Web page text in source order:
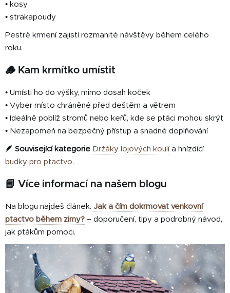
• kosy
• strakapoudy
Pestré krmení zajistí rozmanité návštěvy během celého
roku.
🪵 Kam krmítko umístit
• Umísti ho do výšky, mimo dosah koček
• Vyber místo chráněné před deštěm a větrem
• Ideálně poblíž stromů nebo keřů, kde se ptáci mohou skrýt
• Nezapomeň na bezpečný přístup a snadné doplňování
🪶 Související kategorie Držáky lojových koulía hnízdící
budky pro ptactvo.
📘 Více informací na našem blogu
Na blogu najdeš článek: Jak a čím dokrmovat venkovní
ptactvo během zimy? – doporučení, tipy a podrobný návod,
jak ptákům pomoci.